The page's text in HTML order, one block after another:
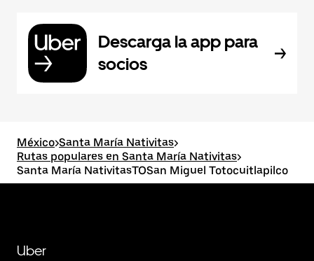
Descarga la app para
socios
México>Santa María Nativitas>
Rutas populares en Santa María Nativitas>
Santa María NativitasTOSan Miguel Totocuitlapilco
Uber